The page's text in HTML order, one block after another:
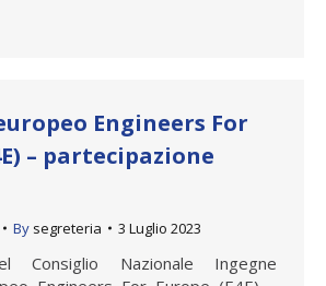
Engineers For
– partecipazione
By segreteria 3 Luglio 2023
Consiglio Nazionale Ingegne